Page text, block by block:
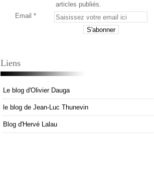
articles publiés.
Email
Liens
Le blog d'Olivier Dauga
le blog de Jean-Luc Thunevin
Blog d'Hervé Lalau